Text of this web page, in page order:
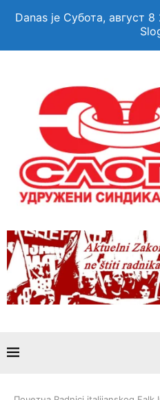
Danas je Субота, август